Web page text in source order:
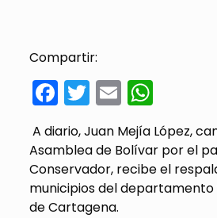
Compartir:
Facebook
Twitter
Email
A diario, Juan Mejía López,
Asamblea de Bolívar por el
Conservador, recibe el
municipios del departamento
de Cartagena.